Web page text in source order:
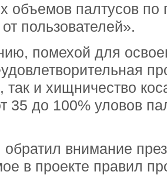
объемов палтусов по
пользователей».
помехой для
так и хищничество
35 до 100% уловов
обратил внимание
в проекте правил